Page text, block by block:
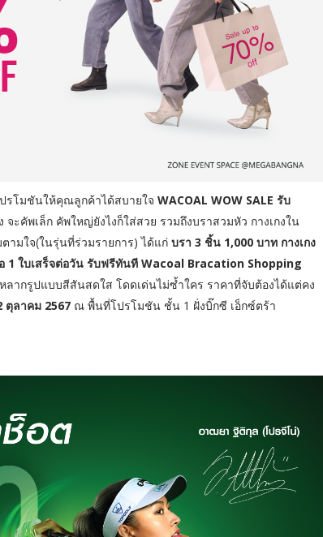
รโมชันให้คุณลูกค้าได้สบายใจ WACOAL WOW SALE รับ
ะคัพเล็ก คัพใหญ่ยังไงก็ใส่สวย รวมถึงบราสวมหัว กางเกงใน
ามใจ(ในรุ่นที่ร่วมรายการ) ได้แก่ บรา 3 ชิ้น 1,000 บาท กางเกง
1 ใบเสร็จต่อวัน รับฟรีทันที Wacoal Bracation Shopping
ลากรูปแบบสีสันสดใส โดดเด่นไม่ซ้ำใคร ราคาที่จับต้องได้แต่คง
ตุลาคม 2567 ณ พื้นที่โปรโมชัน ชั้น 1 ฝั่งบิ๊กซี เอ็กซ์ตร้า